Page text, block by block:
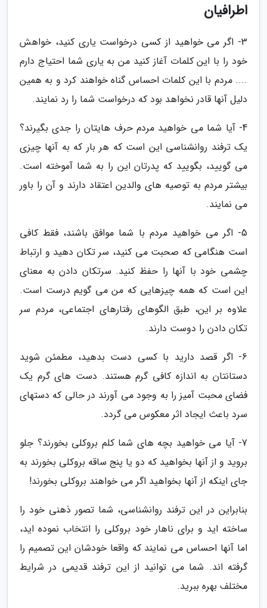
اطرافیان
3- اگر می خواهید از کسی درخواست یاری کنید، خواهش
خود را با این کلمات آغاز کنید من به یاری شما احتیاج دارم
.... مردم با این کلمات احساس گناه خواهند کرد و به همین
دلیل آنها قادر نخواهد بود که درخواست شما را رد نمایند.
4- آیا شما می خواهید مردم حرف هایتان را جدی بگیرند؟
یک ترفند روانشناسی این است که هر بار که به آنها چیزی
می گویید، بگویید که پدرتان این را به شما آموخته است.
بیشتر مردم به توصیه های والدین اعتقاد دارند و آن را باور
می نمایند.
5- اگر می خواهید مردم با شما موافق باشند، فقط کافی
است هنگامی که صحبت می کنید، سر تکان دهید و ارتباط
چشمی خود با آنها را حفظ کنید. سرتکان دادن به معنای
این است که همه چیزهایی که من می گویم درست است.
علاوه بر این، طبق الگوهای رفتارهای اجتماعی، مردم سر
تکان دادن را دوست دارند.
6- اگر قصد دارید با کسی دست بدهید، مطمئن شوید
دستانتان به اندازه کافی گرم هستند. دست های گرم یک
فضای محبت آمیز را به وجود می آورند در حالی که دستهای
سرد باعث ایجاد اثر معکوس می گردد.
7- آیا می خواهید بچه های شما کلم بروکلی بخورند؟ جلو
بروید و از آنها بخواهید که دو یا پنج ساقه بروکلی بخورند به
جای اینکه از آنها بخواهید اگر می خواهند بروکلی بخورند!
بنابراین در این ترفند روانشناسی، شما تصور ذهنی خود را
ساخته اید و برای ناهار خود بروکلی را انتخاب نموده اید،
اما آنها احساس می نمایند که واقعا خودشان این تصمیم را
گرفته اند. شما می توانید از این ترفند قدیمی در شرایط
مختلف بهره ببرید.